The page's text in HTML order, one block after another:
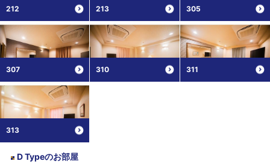
212 213 305
307 310 311
313
D Typeのお部屋